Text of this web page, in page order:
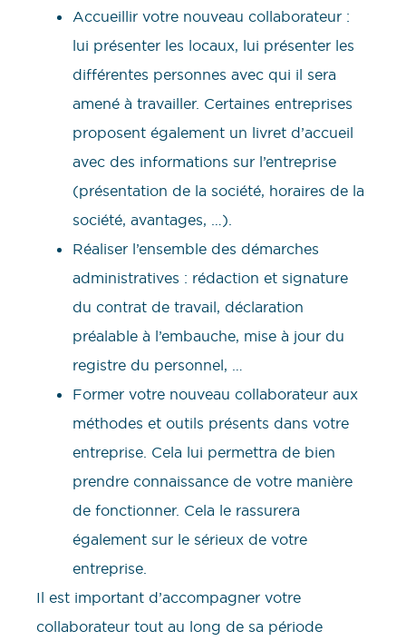
Accueillir votre nouveau collaborateur :
lui présenter les locaux, lui présenter les
différentes personnes avec qui il sera
amené à travailler. Certaines entreprises
proposent également un livret d’accueil
avec des informations sur l’entreprise
(présentation de la société, horaires de la
société, avantages, …).
Réaliser l’ensemble des démarches
administratives : rédaction et signature
du contrat de travail, déclaration
préalable à l’embauche, mise à jour du
registre du personnel, …
Former votre nouveau collaborateur aux
méthodes et outils présents dans votre
entreprise. Cela lui permettra de bien
prendre connaissance de votre manière
de fonctionner. Cela le rassurera
également sur le sérieux de votre
entreprise.
Il est important d’accompagner votre
collaborateur tout au long de sa période